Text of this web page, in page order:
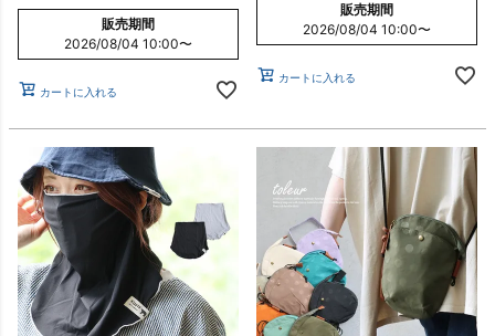
販売期間
2026/08/04 10:00〜
カートに入れる
販売期間
2026/08/04 10:00〜
カートに入れる